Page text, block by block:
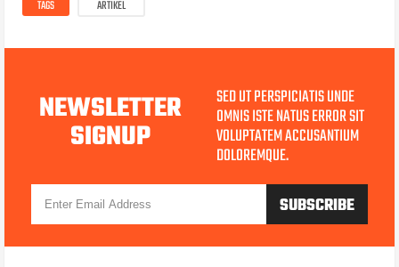
TAGS ARTIKEL
NEWSLETTER
SIGNUP
SED UT PERSPICIATIS UNDE
OMNIS ISTE NATUS ERROR SIT
VOLUPTATEM ACCUSANTIUM
DOLOREMQUE.